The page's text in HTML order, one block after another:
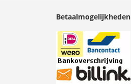
Betaalmogelijkheden